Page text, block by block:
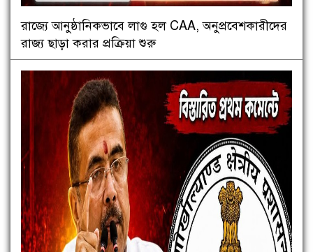
রাজ্যে আনুষ্ঠানিকভাবে লাগু হল CAA, অনুপ্রবেশকারীদের
রাজ্য ছাড়া করার প্রক্রিয়া শুরু